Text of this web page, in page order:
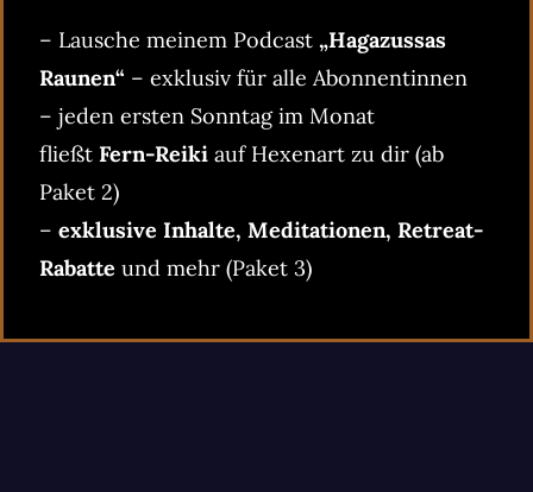
– Lausche meinem Podcast „Hagazussas
Raunen“ – exklusiv für alle Abonnentinnen
– jeden ersten Sonntag im Monat
fließt Fern-Reiki auf Hexenart zu dir (ab
Paket 2)
– exklusive Inhalte, Meditationen, Retreat-
Rabatte und mehr (Paket 3)